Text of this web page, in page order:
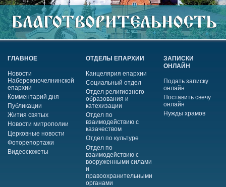
ГЛАВНОЕ
Новости
Набережночелнинской
епархии
Комментарий дня
Публикации
Жития святых
Новости митрополии
Церковные новости
Фоторепортажи
Видеосюжеты
ОТДЕЛЫ ЕПАРХИИ
Канцелярия епархии
Социальный отдел
Отдел религиозного
образования и
катехизации
Отдел по
взаимодействию с
казачеством
Отдел по культуре
Отдел по
взаимодействию с
вооруженными силами
и
правоохранительными
органами
ЗАПИСКИ
ОНЛАЙН
Подать записку
онлайн
Поставить свечу
онлайн
Нужды храмов